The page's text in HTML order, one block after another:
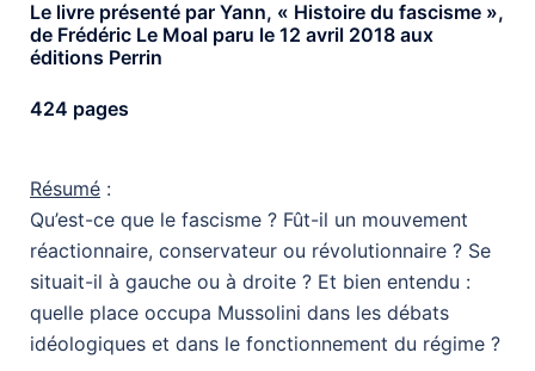
Le livre présenté par Yann, « Histoire du fascisme »,
de Frédéric Le Moal paru le 12 avril 2018 aux
éditions Perrin
424 pages
Résumé :
Qu’est-ce que le fascisme ? Fût-il un mouvement
réactionnaire, conservateur ou révolutionnaire ? Se
situait-il à gauche ou à droite ? Et bien entendu :
quelle place occupa Mussolini dans les débats
idéologiques et dans le fonctionnement du régime ?